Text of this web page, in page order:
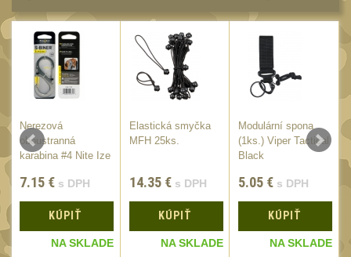
Samonavíjecí držáky1
Zámky
Nepromokavý potahy a
vaky18
Taktická pera
Lékárničky
Na přežití
Ostatní44
Nerezová
oboustranná
karabina #4 Nite Ize
SLIDELOCK
7.15 € s DPH
KÚPIŤ
NA SKLADE
Elastická smyčka
MFH 25ks.
14.35 € s DPH
KÚPIŤ
NA SKLADE
Modulární spona
(1ks.) Viper Tactical
Black
5.05 € s DPH
KÚPIŤ
NA SKLADE